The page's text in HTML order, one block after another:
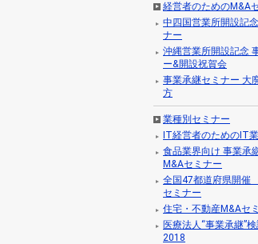
経営者のためのM&A
中四国営業所開設記
ナー
沖縄営業所開設記念
ー&開設祝賀会
事業承継セミナー 大
方
業種別セミナー
IT経営者のためのIT
食品業界向け 事業承
M&Aセミナー
全国47都道府県開催
セミナー
住宅・不動産M&Aセ
医療法人“事業承継”
2018